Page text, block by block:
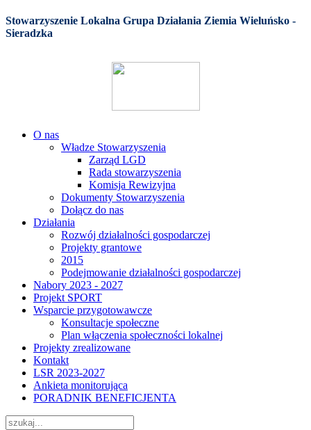
Stowarzyszenie Lokalna Grupa Działania Ziemia Wieluńsko -
Sieradzka
O nas
Władze Stowarzyszenia
Zarząd LGD
Rada stowarzyszenia
Komisja Rewizyjna
Dokumenty Stowarzyszenia
Dołącz do nas
Działania
Rozwój działalności gospodarczej
Projekty grantowe
2015
Podejmowanie działalności gospodarczej
Nabory 2023 - 2027
Projekt SPORT
Wsparcie przygotowawcze
Konsultacje społeczne
Plan włączenia społeczności lokalnej
Projekty zrealizowane
Kontakt
LSR 2023-2027
Ankieta monitorująca
PORADNIK BENEFICJENTA